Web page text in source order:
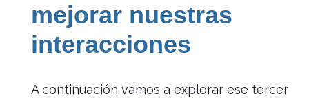
mejorar nuestras
interacciones
A continuación vamos a explorar ese tercer